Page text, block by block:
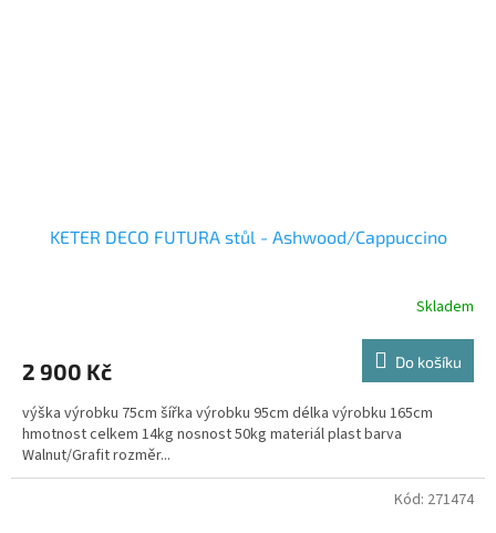
KETER DECO FUTURA stůl - Ashwood/Cappuccino
Skladem
2 900 Kč Do košíku
výška výrobku 75cm šířka výrobku 95cm délka výrobku 165cm
hmotnost celkem 14kg nosnost 50kg materiál plast barva
Walnut/Grafit rozměr...
Kód: 271474